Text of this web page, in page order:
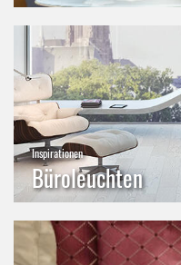
Inspirationen
Büroleuchten